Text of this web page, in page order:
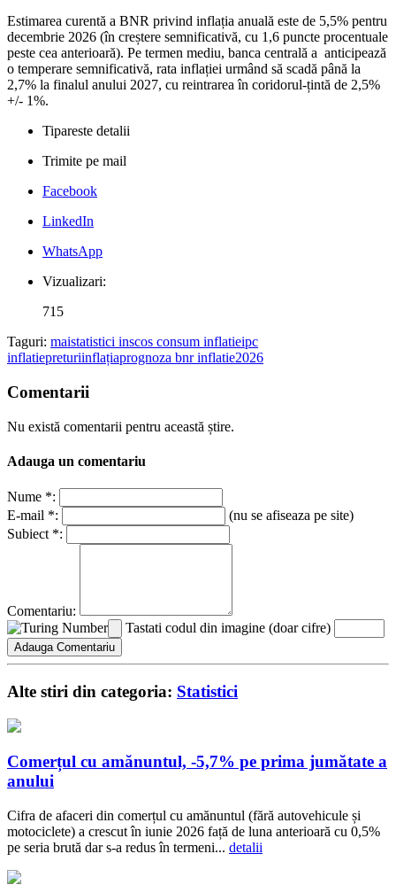
Estimarea curentă a BNR privind inflația anuală este de 5,5% pentru
decembrie 2026 (în creștere semnificativă, cu 1,6 puncte procentuale
peste cea anterioară). Pe termen mediu, banca centrală a anticipează
o temperare semnificativă, rata inflației urmând să scadă până la
2,7% la finalul anului 2027, cu reintrarea în coridorul-țintă de 2,5%
+/- 1%.
Tipareste detalii
Trimite pe mail
Facebook
LinkedIn
WhatsApp
Vizualizari:
715
Taguri: maistatistici inscos consum inflatieipc
inflatiepreturiinflațiaprognoza bnr inflatie2026
Comentarii
Nu există comentarii pentru această știre.
Adauga un comentariu
Nume *:
E-mail *:
(nu se afiseaza pe site)
Subiect *:
Comentariu:
Tastati codul din imagine (doar cifre)
Alte stiri din categoria: Statistici
Comerțul cu amănuntul, -5,7% pe prima jumătate a
anului
Cifra de afaceri din comerțul cu amănuntul (fără autovehicule și
motociclete) a crescut în iunie 2026 față de luna anterioară cu 0,5%
pe seria brută dar s-a redus în termeni... detalii